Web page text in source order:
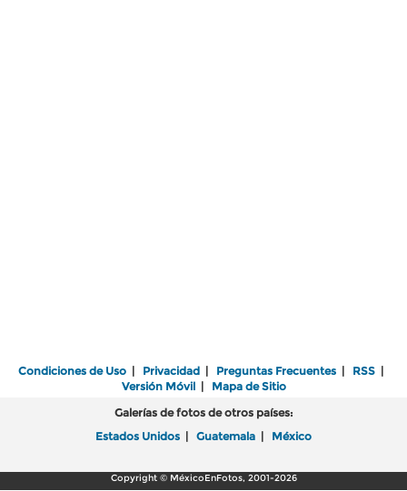
Condiciones de Uso | Privacidad | Preguntas Frecuentes | RSS |
Versión Móvil| Mapa de Sitio
Galerías de fotos de otros países:
Estados Unidos | Guatemala | México
Copyright © MéxicoEnFotos, 2001-2026